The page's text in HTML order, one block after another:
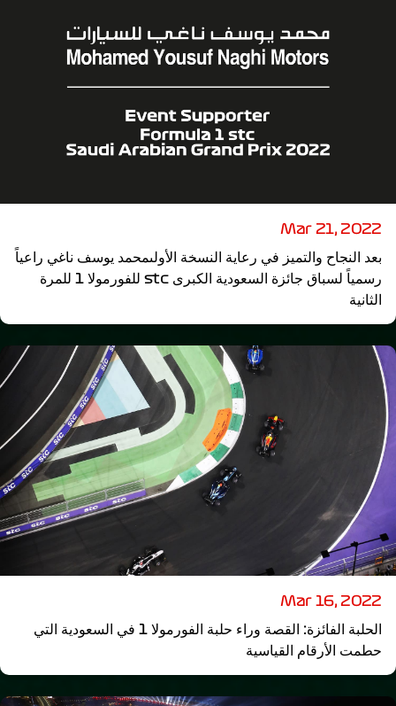
Mar 21, 2022
بعد النجاح والتميز في رعاية النسخة الأولىمحمد يوسف ناغي راعياً
رسمياً لسباق جائزة السعودية الكبرى stc للفورمولا 1 للمرة
الثانية
Mar 16, 2022
الحلبة الفائزة: القصة وراء حلبة الفورمولا 1 في السعودية التي
حطمت الأرقام القياسية